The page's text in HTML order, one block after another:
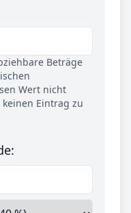
Beträge
Wert nicht
Eintrag zu